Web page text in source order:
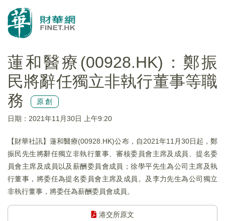
蓮和醫療(00928.HK)：鄭振
民將辭任獨立非執行董事等職
務
原創
日期：2021年11月30日 上午9:20
【財華社訊】蓮和醫療(00928.HK)公布，自2021年11月30日起，鄭
振民先生將辭任獨立非執行董事、審核委員會主席及成員、提名委
員會主席及成員以及薪酬委員會成員；徐學平先生為公司主席及執
行董事，將委任為提名委員會主席及成員。及李力先生為公司獨立
非執行董事，將委任為薪酬委員會成員。
港交所原文